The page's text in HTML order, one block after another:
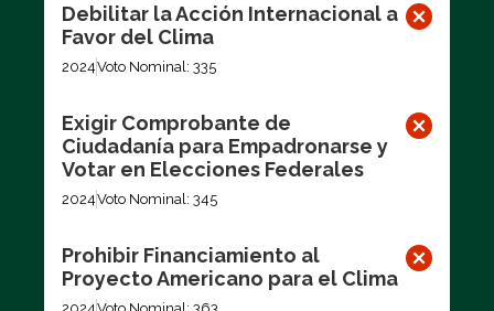
Debilitar la Acción Internacional a
Favor del Clima
2024Voto Nominal: 335
Exigir Comprobante de
Ciudadanía para Empadronarse y
Votar en Elecciones Federales
2024Voto Nominal: 345
Prohibir Financiamiento al
Proyecto Americano para el Clima